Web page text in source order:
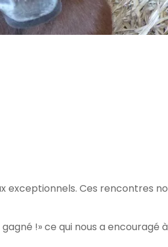
exceptionnels. Ces rencontres
!» ce qui nous a encouragé